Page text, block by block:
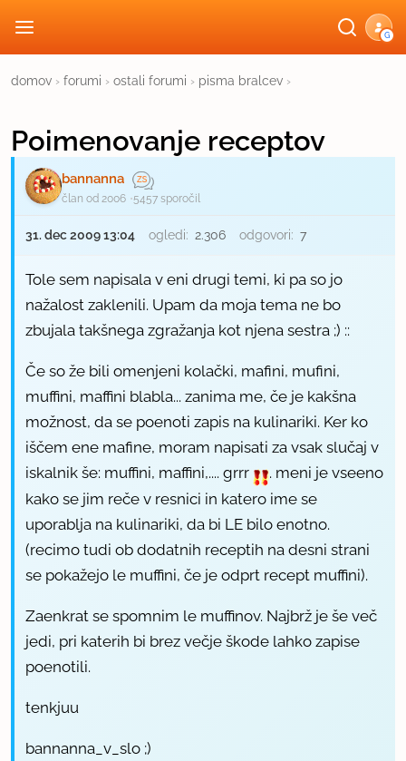
G
domov › forumi › ostali forumi › pisma bralcev ›
Poimenovanje receptov
bannanna
član od 2006 5457 sporočil
31. dec 2009 13:04 ogledi: 2.306 odgovori: 7
Tole sem napisala v eni drugi temi, ki pa so jo
nažalost zaklenili. Upam da moja tema ne bo
zbujala takšnega zgražanja kot njena sestra ;) ::
Če so že bili omenjeni kolački, mafini, mufini,
muffini, maffini blabla... zanima me, če je kakšna
možnost, da se poenoti zapis na kulinariki. Ker ko
iščem ene mafine, moram napisati za vsak slučaj v
iskalnik še: muffini, maffini,.... grrr
. meni je vseeno
kako se jim reče v resnici in katero ime se
uporablja na kulinariki, da bi LE bilo enotno.
(recimo tudi ob dodatnih receptih na desni strani
se pokažejo le muffini, če je odprt recept muffini).
Zaenkrat se spomnim le muffinov. Najbrž je še več
jedi, pri katerih bi brez večje škode lahko zapise
poenotili.
tenkjuu
bannanna_v_slo ;)